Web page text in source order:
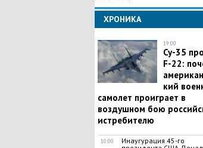
ХРОНИКА
19:00
Су-35
F-22:
кий
самолет проиграет в
воздушном бою
истребителю
10:00
Инаугурация 45-го